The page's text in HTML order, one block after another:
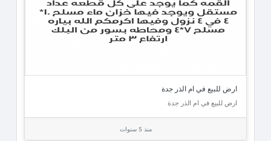
ارض للبيع في ام الذر جدة
ارض للبيع في ام الذر جدة
منذ 5 سنوات